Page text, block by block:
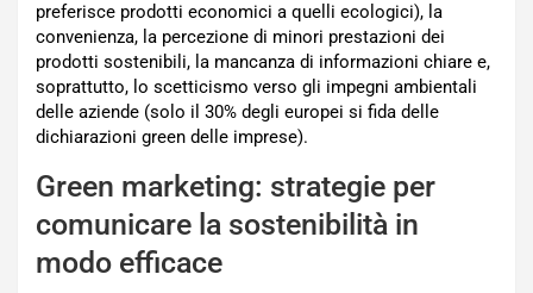
preferisce prodotti economici a quelli ecologici), la
convenienza, la percezione di minori prestazioni dei
prodotti sostenibili, la mancanza di informazioni chiare e,
soprattutto, lo scetticismo verso gli impegni ambientali
delle aziende (solo il 30% degli europei si fida delle
dichiarazioni green delle imprese).
Green marketing: strategie per
comunicare la sostenibilità in
modo efficace